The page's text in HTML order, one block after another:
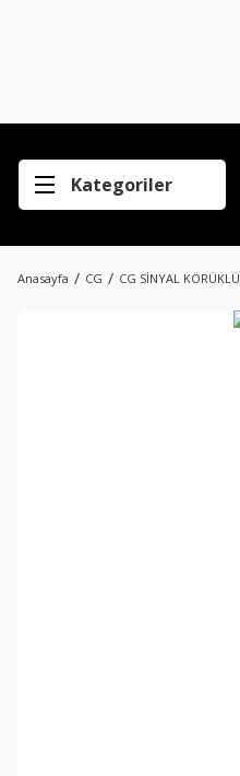
Kategoriler
Anasayfa CG CG SİNYAL KÖRÜKLÜ